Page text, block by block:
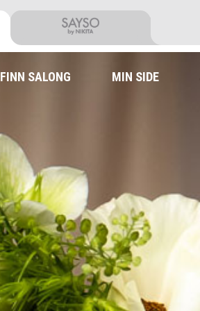
FINN SALONG MIN SIDE